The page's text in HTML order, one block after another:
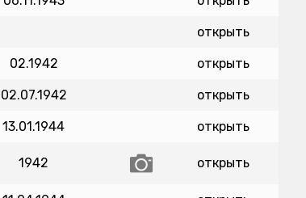
открыть
02.1942 открыть
02.07.1942 открыть
13.01.1944 открыть
1942 открыть